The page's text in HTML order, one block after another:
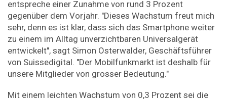
entspreche einer Zunahme von rund 3 Prozent
gegenüber dem Vorjahr. "Dieses Wachstum freut mich
sehr, denn es ist klar, dass sich das Smartphone weiter
zu einem im Alltag unverzichtbaren Universalgerät
entwickelt", sagt Simon Osterwalder, Geschäftsführer
von Suissedigital. "Der Mobilfunkmarkt ist deshalb für
unsere Mitglieder von grosser Bedeutung."
Mit einem leichten Wachstum von 0,3 Prozent sei die